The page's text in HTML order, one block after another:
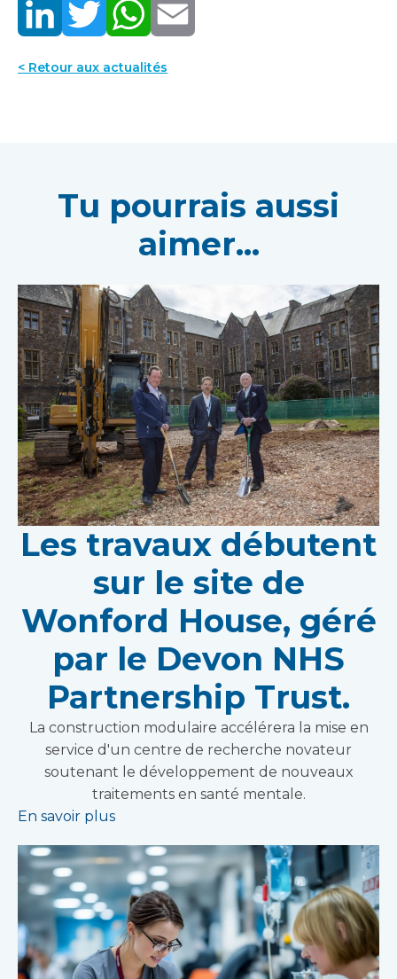
< Retour aux actualités
Tu pourrais aussi
aimer...
Les travaux débutent
sur le site de
Wonford House, géré
par le Devon NHS
Partnership Trust.
La construction modulaire accélérera la mise en
service d'un centre de recherche novateur
soutenant le développement de nouveaux
traitements en santé mentale.
En savoir plus